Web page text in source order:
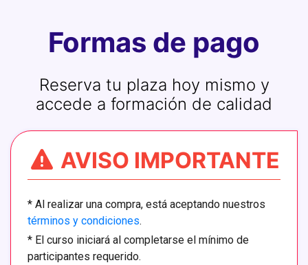
Formas de pago
Reserva tu plaza hoy mismo y
accede a formación de calidad
AVISO IMPORTANTE
* Al realizar una compra, está aceptando nuestros
términos y condiciones.
* El curso iniciará al completarse el mínimo de
participantes requerido.